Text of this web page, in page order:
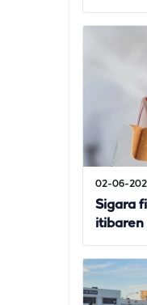
02-06-
Sigara
itibaren